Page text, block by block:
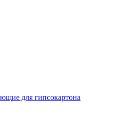
для гипсокартона